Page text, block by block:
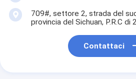
709#, settore 2, strada del
provincia del Sichuan, P.R.C di
Contattaci